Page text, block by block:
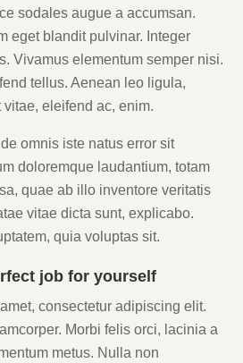
sodales augue a accumsan.
eget blandit pulvinar. Integer
Vivamus elementum semper nisi.
tellus. Aenean leo ligula,
eleifend ac, enim.
omnis iste natus error sit
doloremque laudantium, totam
quae ab illo inventore veritatis
vitae dicta sunt, explicabo.
quia voluptas sit.
job for yourself
consectetur adipiscing elit.
Morbi felis orci, lacinia a
metus. Nulla non